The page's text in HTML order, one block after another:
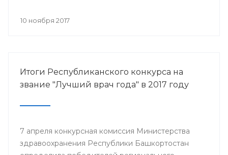
10 ноября 2017
Итоги Республиканского конкурса на
звание "Лучший врач года" в 2017 году
7 апреля конкурсная комиссия Министерства
здравоохранения Республики Башкортостан